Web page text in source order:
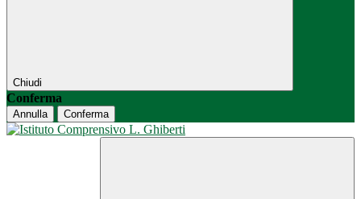
Chiudi
Conferma
Annulla Conferma